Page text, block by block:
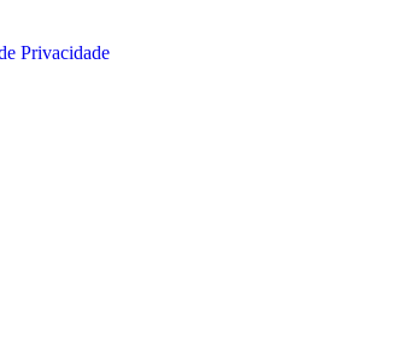
Privacidade